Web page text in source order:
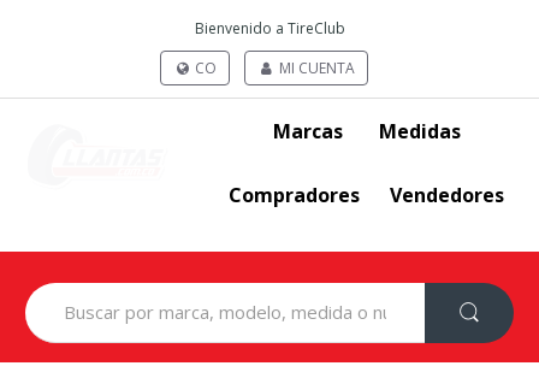
Bienvenido a TireClub
CO
MI CUENTA
Marcas Medidas
Compradores Vendedores
Search
for: